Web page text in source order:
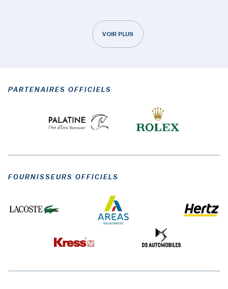
VOIR PLUS
PARTENAIRES OFFICIELS
FOURNISSEURS OFFICIELS